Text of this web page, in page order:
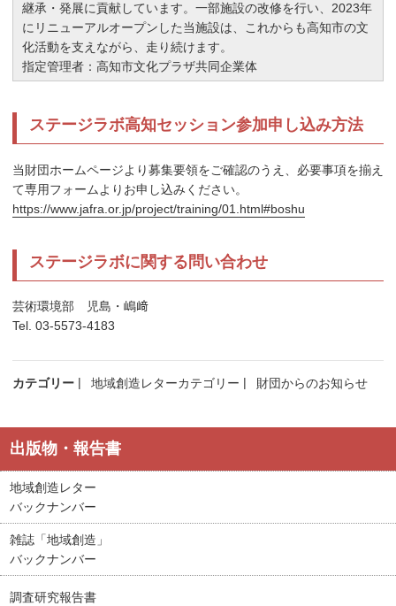
継承・発展に貢献しています。一部施設の改修を行い、2023年
にリニューアルオープンした当施設は、これからも高知市の文
化活動を支えながら、走り続けます。
指定管理者：高知市文化プラザ共同企業体
ステージラボ高知セッション参加申し込み方法
当財団ホームページより募集要領をご確認のうえ、必要事項を揃え
て専用フォームよりお申し込みください。
https://www.jafra.or.jp/project/training/01.html#boshu
ステージラボに関する問い合わせ
芸術環境部 児島・嶋﨑
Tel. 03-5573-4183
カテゴリー 地域創造レターカテゴリー 財団からのお知らせ
出版物・報告書
地域創造レター
バックナンバー
雑誌「地域創造」
バックナンバー
調査研究報告書